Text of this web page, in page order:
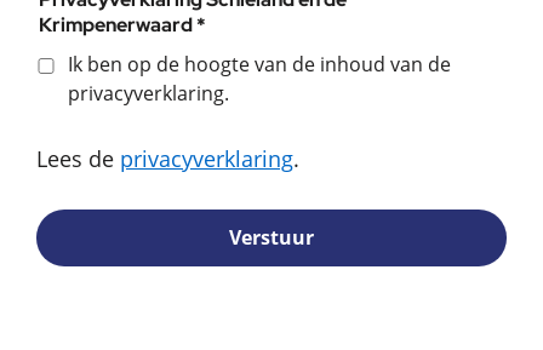
Krimpenerwaard *
Ik ben op de hoogte van de inhoud van de
privacyverklaring.
Lees de privacyverklaring.
Verstuur